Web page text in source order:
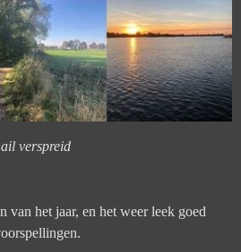
verspreid
van het jaar, en het weer leek goed